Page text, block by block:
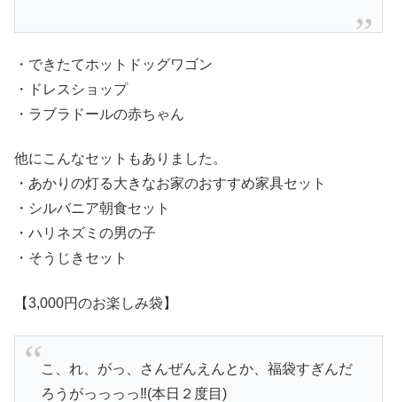
・できたてホットドッグワゴン
・ドレスショップ
・ラブラドールの赤ちゃん
他にこんなセットもありました。
・あかりの灯る大きなお家のおすすめ家具セット
・シルバニア朝食セット
・ハリネズミの男の子
・そうじきセット
【3,000円のお楽しみ袋】
こ、れ、がっ、さんぜんえんとか、福袋すぎんだ
ろうがっっっっ‼️(本日２度目)